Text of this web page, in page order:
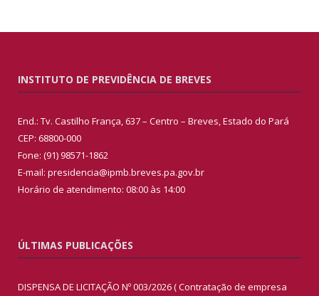
INSTITUTO DE PREVIDÊNCIA DE BREVES
End.: Tv. Castilho França, 637 – Centro – Breves, Estado do Pará
CEP: 68800-000
Fone: (91) 98571-1862
E-mail: presidencia@ipmb.breves.pa.gov.br
Horário de atendimento: 08:00 às 14:00
ÚLTIMAS PUBLICAÇÕES
DISPENSA DE LICITAÇÃO Nº 003/2026 ( Contratação de empresa